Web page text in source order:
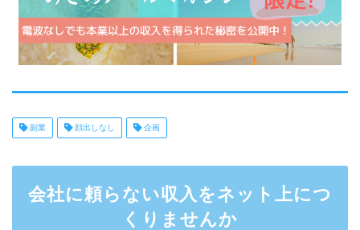
副業 顔出しなし 企画
会社に頼らない収入をネット上につ
くりませんか